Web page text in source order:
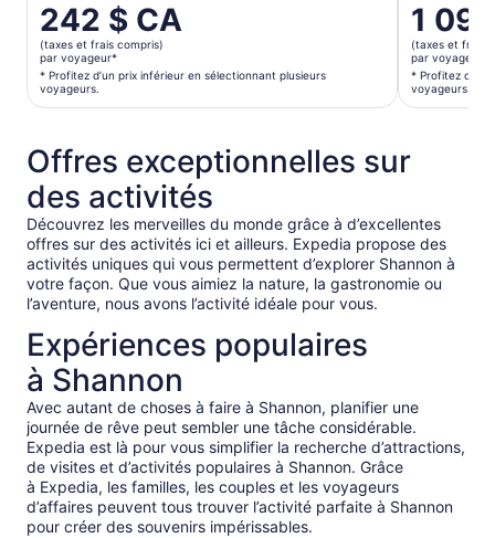
Le
prix
est
de 242 $ CA.
par
* Profitez
d’un
prix
inférieur
en
sélectionnant
plusieurs
voyageurs.
242 $ CA
(taxes et frais compris)
par voyageur*
* Profitez d’un prix inférieur en sélectionnant plusieurs
voyageurs.
Le
prix
est
de 1 098
par
en
plusieurs
1
(taxes et frais
par voyageur*
* Profitez d’un
voyageurs.
Offres exceptionnelles sur
des activités
Découvrez les merveilles du monde grâce à d’excellentes
offres sur des activités ici et ailleurs. Expedia propose des
activités uniques qui vous permettent d’explorer Shannon à
votre façon. Que vous aimiez la nature, la gastronomie ou
l’aventure, nous avons l’activité idéale pour vous.
Expériences populaires
à Shannon
Avec autant de choses à faire à Shannon, planifier une
journée de rêve peut sembler une tâche considérable.
Expedia est là pour vous simplifier la recherche d’attractions,
de visites et d’activités populaires à Shannon. Grâce
à Expedia, les familles, les couples et les voyageurs
d’affaires peuvent tous trouver l’activité parfaite à Shannon
pour créer des souvenirs impérissables.